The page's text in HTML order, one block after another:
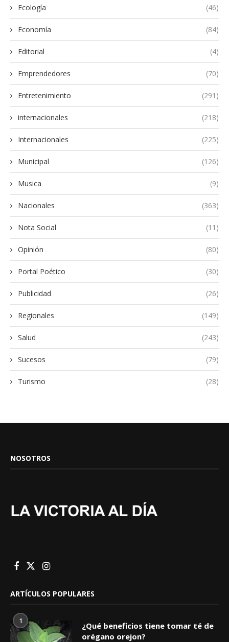
Ecología (46)
Economía (84)
Editorial (4)
Emprendedores (70)
Entretenimiento (291)
internacionales (218)
Internacionales (225)
Municipal (126)
Musica (9)
Nacionales (363)
Nota Social (11)
Opinión (80)
Portal Poético (30)
Publicidad (26)
Regionales (149)
Salud (243)
Sucesos (79)
Turismo (28)
NOSOTROS
ARTÍCULOS POPULARES
1
¿Qué beneficios tiene tomar té de
orégano orejon?